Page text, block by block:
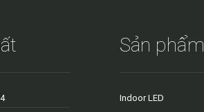
Sản phẩm
Indoor LED